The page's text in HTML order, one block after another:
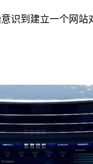
识到建立一个网